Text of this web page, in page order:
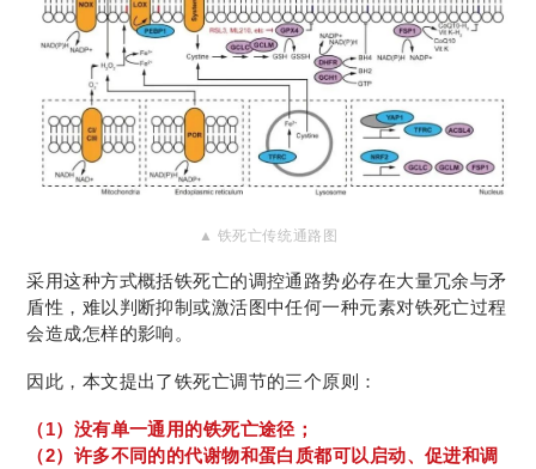
▲ 铁死亡传统通路 图
采用这种方式概括铁死亡的调控通路势必存在大量冗余与矛
盾性，难以判断抑制或激活图中任何一种元素对铁死亡过程
会造成怎样的影响。
因此，本文提出了铁死亡调节的三个原则：
（1）没有单一通用的铁死亡途径；
（2）许多不同的的代谢物和蛋白质都可以启动、促进和调